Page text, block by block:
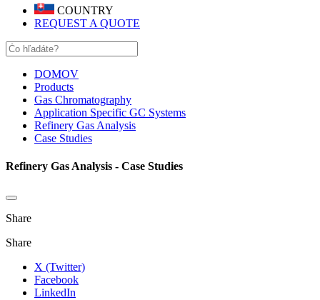
COUNTRY
REQUEST A QUOTE
DOMOV
Products
Gas Chromatography
Application Specific GC Systems
Refinery Gas Analysis
Case Studies
Refinery Gas Analysis - Case Studies
Share
Share
X (Twitter)
Facebook
LinkedIn